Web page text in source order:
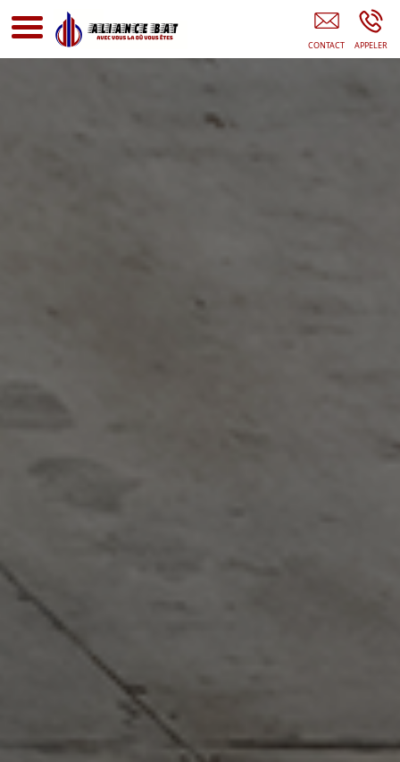
Entreprise De Rénovation Île-De-France